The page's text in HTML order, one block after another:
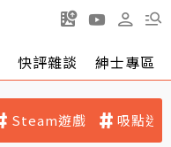
快評雜談 紳士專區
Steam遊戲 吸點迷